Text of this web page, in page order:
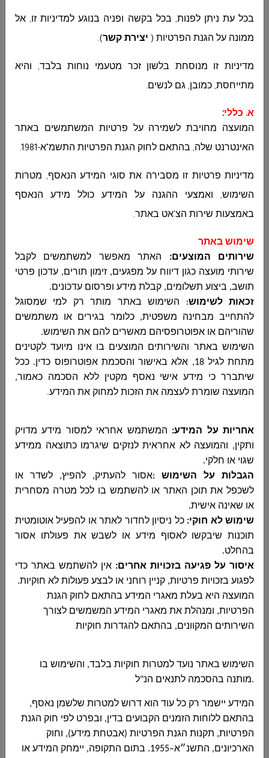
דוח בעלי השכר
הגבוה לתקופת
רבעון 2 2023
اضغطوا هنا اضغطوا هنا
דוח חשב חודשי
לשנת 2023
اضغطوا هنا اضغطوا هنا
תמצית נתוני
התקציב הרגיל
באלפי שקל
תקציב 2022
מאושר משרד
פנים
اضغطوا هنا اضغطوا هنا
דוח כספי
מבוקר 2021
اضغطوا هنا اضغطوا هنا
التقرير المالي
لسنة 2022 تقرير
للمواطن
اضغطوا هنا اضغطوا هنا
تقرير مؤشر الأداء
لعام 2021 -
מעמד מוניציפלי
- דירוג סוציו
اضغطوا هنا
تقرير مالي للربع
الثالث لسنة
2022
اضغطوا هنا
تقرير مالي الربع
الثاني لسنة
2022
اضغطوا هنا
ملخص بيانات
الميزانية العادية-
الربع الثاني لسنة
2022
تقرير موازنة اضغطوا هنا
تركيز الربع الثالث
للمقبوضات
والمدفوعات
للميزانية الغير
عادية - תברים -
لعام 2022
اضغطوا هنا
בכל עת ניתן לפנות, בכל בקשה ופניה בנוגע למדיניות זו, אל
ממונה על הגנת הפרטיות ( יצירת קשר)
.
מדיניות זו מנוסחת בלשון זכר מטעמי נוחות בלבד, והיא
מתייחסת, כמובן, גם לנשים.
א. כללי:
המועצה מחויבת לשמירה על פרטיות המשתמשים באתר
האינטרנט שלה, בהתאם לחוק הגנת הפרטיות התשמ"א-1981
.
מדיניות פרטיות זו מסבירה את סוגי המידע הנאסף, מטרות
השימוש, ואמצעי ההגנה על המידע כולל מידע הנאסף
באמצעות שירות הצ'אט באתר.
שימוש באתר
שירותים המוצעים: האתר מאפשר למשתמשים לקבל
שירותי מועצה כגון דיווח על מפגעים, זימון תורים, עדכון פרטי
תושב, ביצוע תשלומים, קבלת מידע ופרסום עדכונים.
זכאות לשימוש: השימוש באתר מותר רק למי שמסוגל
להתחייב מבחינה משפטית, כלומר בגירים או משתמשים
שהוריהם או אפוטרופסיהם מאשרים להם את השימוש.
השימוש באתר והשירותים המוצעים בו אינו מיועד לקטינים
מתחת לגיל 18, אלא באישור והסכמת אפוטרופוס כדין. ככל
שיתברר כי מידע אישי נאסף מקטין ללא הסכמה כאמור,
המועצה שומרת לעצמה את הזכות למחוק את המידע.
אחריות על המידע: המשתמש אחראי למסור מידע מדויק
ותקין, והמועצה לא אחראית לנזקים שיגרמו כתוצאה ממידע
שגוי או חלקי.
הגבלות על השימוש :אסור להעתיק, להפיץ, לשדר או
לשכפל את תוכן האתר או להשתמש בו לכל מטרה מסחרית
או שאינה אישית.
שימוש לא חוקי: כל ניסיון לחדור לאתר או להפעיל אוטומטית
תוכנות שיבקשו לאסוף מידע או לשבש את פעולתו אסור
בהחלט.
איסור על פגיעה בזכויות אחרים: אין להשתמש באתר כדי
לפגוע בזכויות פרטיות, קניין רוחני או לבצע פעולות לא חוקיות.
המועצה היא בעלת מאגרי המידע בהתאם לחוק הגנת
הפרטיות, ומנהלת את מאגרי המידע המשמשים לצורך
השירותים המקוונים, בהתאם להגדרות חוקיות
השימוש באתר נועד למטרות חוקיות בלבד, והשימוש בו
מותנה בהסכמה לתנאים הנ"ל.
המידע יישמר רק כל עוד הוא דרוש למטרות שלשמן נאסף,
בהתאם ללוחות הזמנים הקבועים בדין, ובפרט לפי חוק הגנת
הפרטיות, תקנות הגנת הפרטיות (אבטחת מידע), וחוק
הארכיונים, התשנ״א–1955. בתום התקופה, יימחק המידע או